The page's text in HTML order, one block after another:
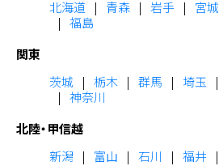
北海道
青森 岩手 宮城
福島
関東
茨城
栃木 群馬 埼玉
神奈川
北陸・甲信越
新潟
富山 石川 福井